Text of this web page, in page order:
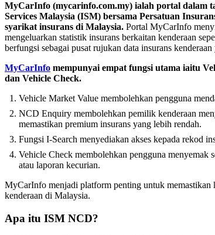
MyCarInfo (mycarinfo.com.my) ialah portal dalam
Services Malaysia (ISM) bersama Persatuan
syarikat insurans di Malaysia. Portal MyCarInfo
mengeluarkan statistik insurans berkaitan kenderaan
berfungsi sebagai pusat rujukan data insurans
MyCarInfo mempunyai empat fungsi utama iaitu
dan Vehicle Check.
Vehicle Market Value membolehkan pengguna
NCD Enquiry membolehkan pemilik kenderaan
memastikan premium insurans yang lebih rendah.
Fungsi I-Search menyediakan akses kepada rekod
Vehicle Check membolehkan pengguna menyemak
atau laporan kecurian.
MyCarInfo menjadi platform penting untuk memastikan
kenderaan di Malaysia.
Apa itu ISM NCD?